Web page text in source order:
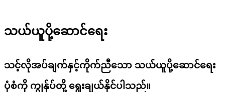
သယ်ယူပို့ဆောင်ရေး
သင့်လိုအပ်ချက်နှင့်ကိုက်ညီသော သယ်ယူပို့ဆောင်ရေး
ပုံစံကို ကျွန်ုပ်တို့ ရွေးချယ်နိုင်ပါသည်။